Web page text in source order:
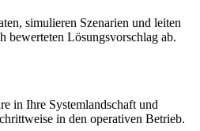
simulieren Szenarien und leiten
bewerteten Lösungsvorschlag ab.
in Ihre Systemlandschaft und
in den operativen Betrieb.